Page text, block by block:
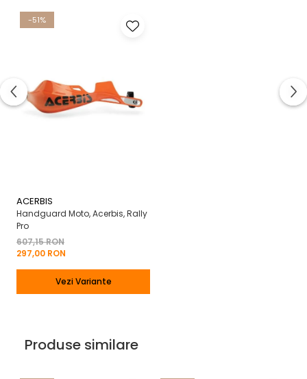
-51%
ACERBIS
Handguard Moto, Acerbis, Rally
Pro
607,15 RON
297,00 RON
Vezi Variante
Produse similare